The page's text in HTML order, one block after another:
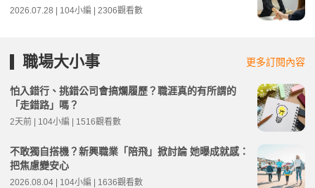
2026.07.28 | 104小編 | 2306觀看數
職場大小事 更多訂閱內容
怕入錯行、挑錯公司會搞爛履歷？職涯真的有所謂的
「走錯路」嗎？
2天前 | 104小編 | 1516觀看數
不敢獨自搭機？新興職業「陪飛」掀討論 她曝成就感：
把焦慮變安心
2026.08.04 | 104小編 | 1636觀看數